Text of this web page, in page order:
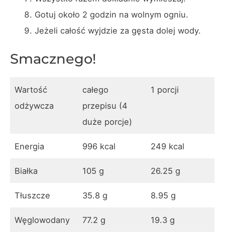
Gotuj około 2 godzin na wolnym ogniu.
Jeżeli całość wyjdzie za gęsta dolej wody.
Smacznego!
Wartość
odżywcza
całego
przepisu (4
duże porcje)
1 porcji
Energia 996 kcal 249 kcal
Białka 105 g 26.25 g
Tłuszcze 35.8 g 8.95 g
Węglowodany 77.2 g 19.3 g